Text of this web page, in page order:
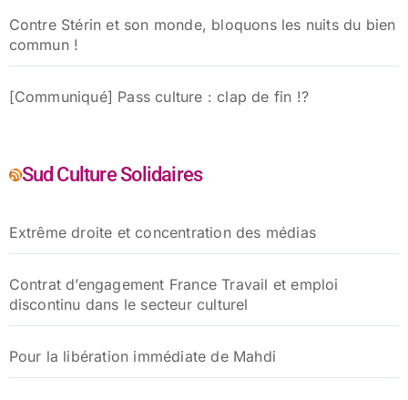
Contre Stérin et son monde, bloquons les nuits du bien
commun !
[Communiqué] Pass culture : clap de fin !?
Sud Culture Solidaires
Extrême droite et concentration des médias
Contrat d’engagement France Travail et emploi
discontinu dans le secteur culturel
Pour la libération immédiate de Mahdi